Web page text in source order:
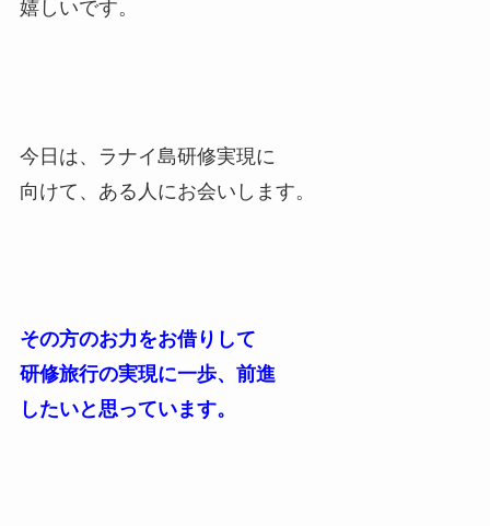
嬉しいです。
今日は、ラナイ島研修実現に
向けて、ある人にお会いします。
その方のお力をお借りして
研修旅行の実現に一歩、前進
したいと思っています。